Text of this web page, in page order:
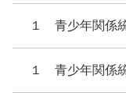
１ 青少年関係
１ 青少年関係